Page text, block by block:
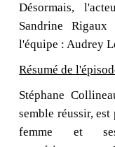
Désormais,
Sandrine
l'équipe : Audrey
Résumé de
Stéphane
semble réussir,
femme et